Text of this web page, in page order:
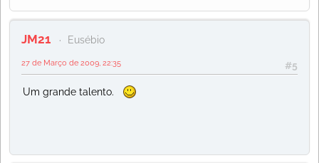
JM21 Eusébio
#5
27 de Março de 2009, 22:35
Um grande talento.